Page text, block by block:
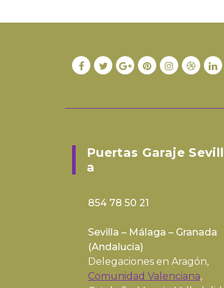
Puertas Garaje Sevill
A
854 78 50 21
Sevilla – Málaga – Granada
(Andalucía)
Delegaciones en Aragón,
Comunidad Valenciana,